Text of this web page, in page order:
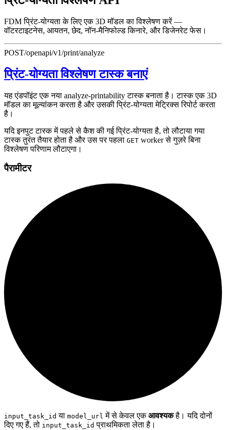
FDM प्रिंट-योग्यता के लिए एक 3D मॉडल का विश्लेषण करें —
वॉटरटाइटनेस, आयतन, छेद, नॉन-मैनिफोल्ड किनारे, और डिजेनरेट फेस।
POST/openapi/v1/print/analyze
प्रिंट-योग्यता विश्लेषण टास्क बनाएं
यह एंडपॉइंट एक नया analyze-printability टास्क बनाता है। टास्क एक 3D
मॉडल का मूल्यांकन करता है और उसकी प्रिंट-योग्यता मेट्रिक्स रिपोर्ट करता
है।
यदि इनपुट टास्क में पहले से कैश की गई प्रिंट-योग्यता है, तो लौटाया गया
टास्क तुरंत तैयार होता है और उस पर पहला GET worker से गुज़रे बिना
विश्लेषण परिणाम लौटाएगा।
पैरामीटर
input_task_id या model_url में से केवल एकआवश्यकहै। यदि दोनों
दिए गए हैं, तो input_task_id प्राथमिकता लेता है।